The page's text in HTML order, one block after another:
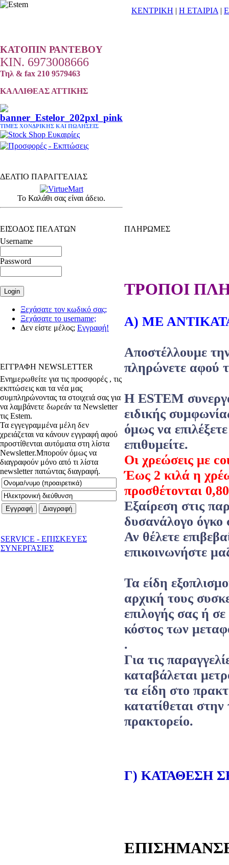
ΚΑΤΟΠΙΝ ΡΑΝΤΕΒΟΥ
ΚΙΝ. 6973008666
Τηλ & fax 210 9579463
ΚΑΛΛΙΘΕΑΣ ΑΤΤΙΚΗΣ
ΤΙΜΕΣ ΧΟΝΔΡΙΚΗΣ ΚΑΙ ΠΩΛΗΣΕΙΣ
ΔΕΛΤΙΟ ΠΑΡΑΓΓΕΛΙΑΣ
Το Καλάθι σας είναι άδειο.
ΕΙΣΟΔΟΣ ΠΕΛΑΤΩΝ
Username
Password
Ξεχάσατε τον κωδικό σας;
Ξεχάσατε το username;
Δεν είστε μέλος; Εγγραφή!
ΕΓΓΡΑΦΗ NEWSLETTER
Ενημερωθείτε για τις προσφορές , τις
εκπτώσεις και τα νέα μας
συμπληρώνοντας τα στοιχειά σας για
να λαμβάνετε δωρεάν τα Newsletter
τις Estem.
Τα εγγεγραμμένα μέλη δεν
χρειάζεται να κάνουν εγγραφή αφού
προστίθενται αυτόματα στη λίστα
Newsletter.Μπορούν όμως να
διαγραφούν μόνο από τι λίστα
newsletter πατώντας διαγραφή.
SERVICE - ΕΠΙΣΚΕΥΕΣ
ΣΥΝΕΡΓΑΣΙΕΣ
ΚΕΝΤΡΙΚΗ | Η ΕΤΑΙΡΙΑ |
ΠΛΗΡΩΜΕΣ
ΤΡΟΠΟΙ
Α) MΕ
Αποστέλλουμε
πληρώνετε αφού
Η ESTEM
ειδικής
όμως να
επιθυμείτε.
Οι χρεώσεις με
Έως 2 κιλά η
προσθέτονται
Εξαίρεση στις
δυσανάλογο όγκο
Αν θέλετε
επικοινωνήστε
Τα είδη
αρχική τους
επιλογής σας ή
κόστος των
.
Για τις
καταβάλεται
τα είδη στο
κατατίθεται
πρακτορείο.
Γ) ΚΑΤΑΘΕΣΗ